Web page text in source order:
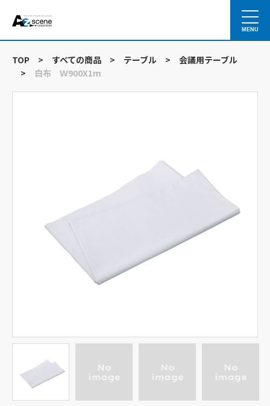
MENU
TOP > すべての商品 > テーブル >
会議用テーブル
>
白布 Ｗ900X1m